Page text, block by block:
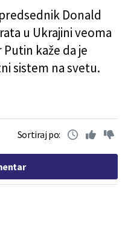
Donald
u Ukrajini veoma
kaže da je
sistem na svetu.
Sortiraj po: